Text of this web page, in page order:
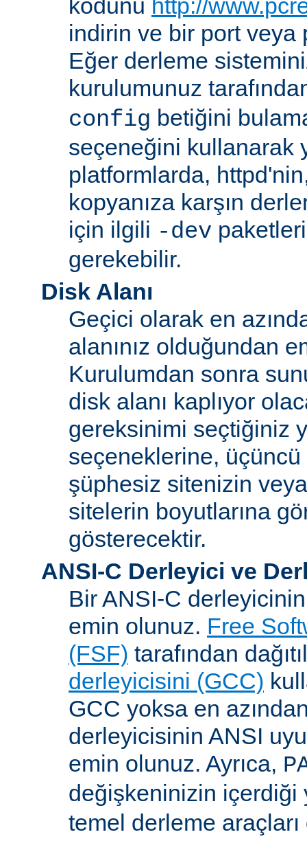
kodunu http://
indirin ve bir port veya
Eğer derleme
kurulumunuz
config betiğini
seçeneğini kullanarak
platformlarda,
kopyanıza karşın
için ilgili -dev
gerekebilir.
Disk Alanı
Geçici olarak en
alanınız olduğundan
Kurulumdan sonra
disk alanı kaplıyor
gereksinimi seçtiğiniz
seçeneklerine,
şüphesiz sitenizin
sitelerin boyutlarına
gösterecektir.
ANSI-C Derleyici ve
Bir ANSI-C
emin olunuz. Free
(FSF) tarafından
derleyicisini (GCC)
GCC yoksa en azından
derleyicisinin ANSI
emin olunuz. Ayrıca,
değişkeninizin
temel derleme araçları